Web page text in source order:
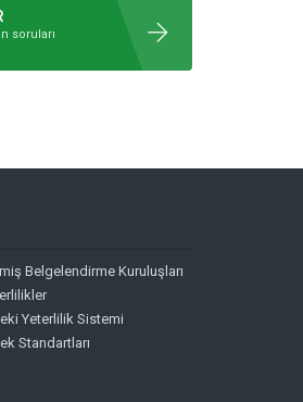
soruları
Belgelendirme Kuruluşları
Yeterlilik Sistemi
Standartları